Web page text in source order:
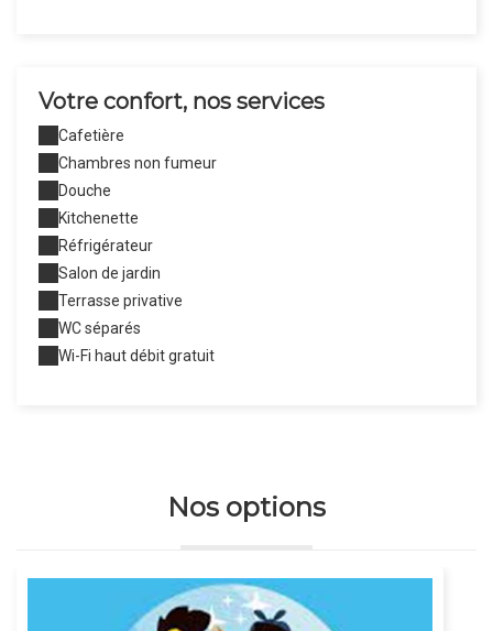
Votre confort, nos services
Cafetière
Chambres non fumeur
Douche
Kitchenette
Réfrigérateur
Salon de jardin
Terrasse privative
WC séparés
Wi-Fi haut débit gratuit
Nos options